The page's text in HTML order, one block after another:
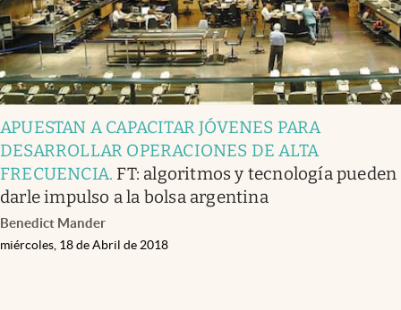
APUESTAN A CAPACITAR JÓVENES PARA
DESARROLLAR OPERACIONES DE ALTA
FRECUENCIA. FT: algoritmos y tecnología pueden
darle impulso a la bolsa argentina
Benedict Mander
miércoles, 18 de Abril de 2018